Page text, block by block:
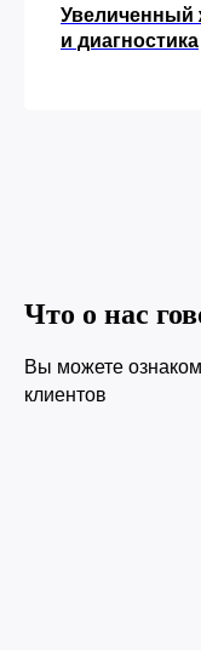
Увеличенный
и диагностика
Что о нас
Вы можете
клиентов